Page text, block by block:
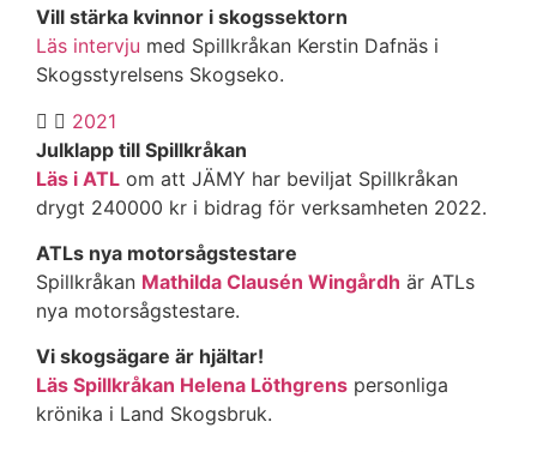
Vill stärka kvinnor i skogssektorn
Läs intervju med Spillkråkan Kerstin Dafnäs i
Skogsstyrelsens Skogseko.
2021
Julklapp till Spillkråkan
Läs i ATL om att JÄMY har beviljat Spillkråkan
drygt 240000 kr i bidrag för verksamheten 2022.
ATLs nya motorsågstestare
Spillkråkan Mathilda Clausén Wingårdh är ATLs
nya motorsågstestare.
Vi skogsägare är hjältar!​
Läs Spillkråkan Helena Löthgrens personliga
krönika i Land Skogsbruk.